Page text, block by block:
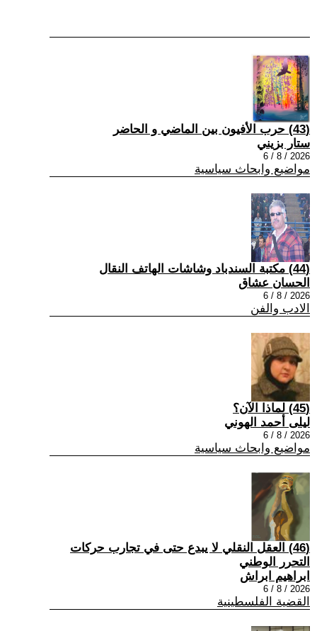
(43) حرب الأفيون بين الماضي و الحاضر
ستار بزيني
2026 / 8 / 6
مواضيع وابحاث سياسية
(44) مكتبة السندباد وشاشات الهاتف النقال
الحسان عشاق
2026 / 8 / 6
الادب والفن
(45) لماذا الآن؟
ليلى أحمد الهوني
2026 / 8 / 6
مواضيع وابحاث سياسية
(46) العقل النقلي لا يبدع حتى في تجارب حركات
التحرر الوطني
ابراهيم ابراش
2026 / 8 / 6
القضية الفلسطينية